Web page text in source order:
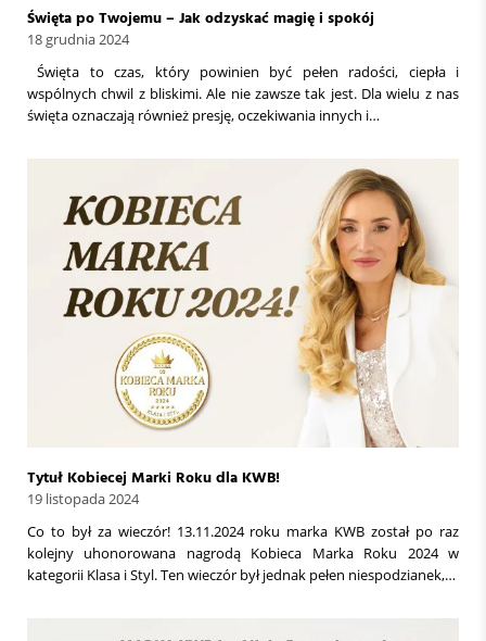
Święta po Twojemu – Jak odzyskać magię i spokój
18 grudnia 2024
Święta to czas, który powinien być pełen radości, ciepła i
wspólnych chwil z bliskimi. Ale nie zawsze tak jest. Dla wielu z nas
święta oznaczają również presję, oczekiwania innych i…
Tytuł Kobiecej Marki Roku dla KWB!
19 listopada 2024
Co to był za wieczór! 13.11.2024 roku marka KWB został po raz
kolejny uhonorowana nagrodą Kobieca Marka Roku 2024 w
kategorii Klasa i Styl. Ten wieczór był jednak pełen niespodzianek,…